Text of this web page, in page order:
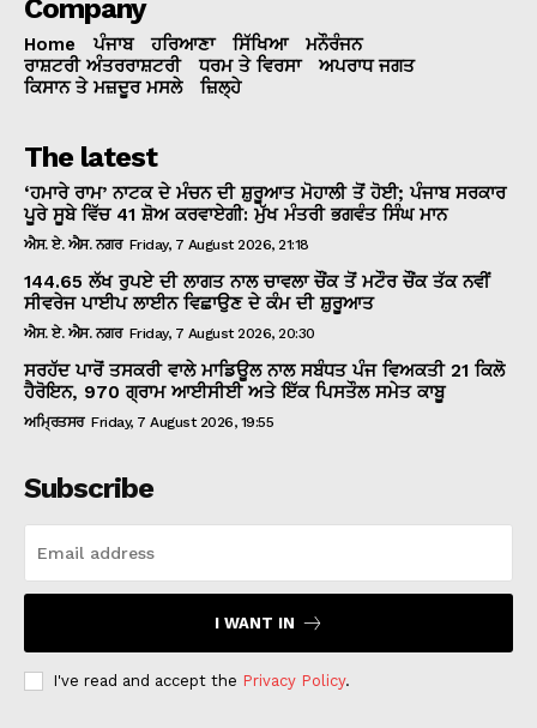
Company
Home ਪੰਜਾਬ ਹਰਿਆਣਾ ਸਿੱਖਿਆ
ਮਨੌਰੰਜਨ
ਰਾਸ਼ਟਰੀ ਅੰਤਰਰਾਸ਼ਟਰੀ
ਧਰਮ ਤੇ ਵਿਰਸਾ
ਅਪਰਾਧ ਜਗਤ
ਕਿਸਾਨ ਤੇ ਮਜ਼ਦੂਰ ਮਸਲੇ
ਜ਼ਿਲ੍ਹੇ
The latest
‘ਹਮਾਰੇ ਰਾਮ’ ਨਾਟਕ ਦੇ ਮੰਚਨ ਦੀ ਸ਼ੁਰੂਆਤ ਮੋਹਾਲੀ ਤੋਂ ਹੋਈ; ਪੰਜਾਬ ਸਰਕਾਰ
ਪੂਰੇ ਸੂਬੇ ਵਿੱਚ 41 ਸ਼ੋਅ ਕਰਵਾਏਗੀ: ਮੁੱਖ ਮੰਤਰੀ ਭਗਵੰਤ ਸਿੰਘ ਮਾਨ
ਐਸ. ਏ. ਐਸ. ਨਗਰ Friday, 7 August 2026, 21:18
144.65 ਲੱਖ ਰੁਪਏ ਦੀ ਲਾਗਤ ਨਾਲ ਚਾਵਲਾ ਚੌਂਕ ਤੋਂ ਮਟੌਰ ਚੌਂਕ ਤੱਕ ਨਵੀਂ
ਸੀਵਰੇਜ ਪਾਈਪ ਲਾਈਨ ਵਿਛਾਉਣ ਦੇ ਕੰਮ ਦੀ ਸ਼ੁਰੂਆਤ
ਐਸ. ਏ. ਐਸ. ਨਗਰ Friday, 7 August 2026, 20:30
ਸਰਹੱਦ ਪਾਰੋਂ ਤਸਕਰੀ ਵਾਲੇ ਮਾਡਿਊਲ ਨਾਲ ਸਬੰਧਤ ਪੰਜ ਵਿਅਕਤੀ 21 ਕਿਲੋ
ਹੈਰੋਇਨ, 970 ਗ੍ਰਾਮ ਆਈਸੀਈ ਅਤੇ ਇੱਕ ਪਿਸਤੌਲ ਸਮੇਤ ਕਾਬੂ
ਅਮ੍ਰਿਤਸਰ Friday, 7 August 2026, 19:55
Subscribe
I WANT IN
I've read and accept the Privacy Policy.